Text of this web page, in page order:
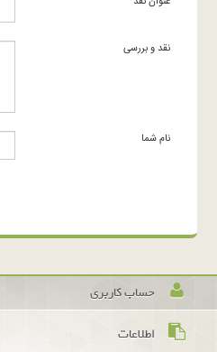
نقد و بررسی
نام شما
حساب کاربری
اطلاعات